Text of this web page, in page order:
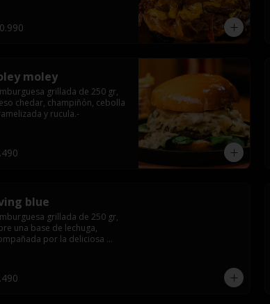
moley
grillada de 250 gr,
chedar, champiñón, cebolla
y rucula.-
blue
grillada de 250 gr,
una base de lechuga,
por la deliciosa
jack daniels y salsa de